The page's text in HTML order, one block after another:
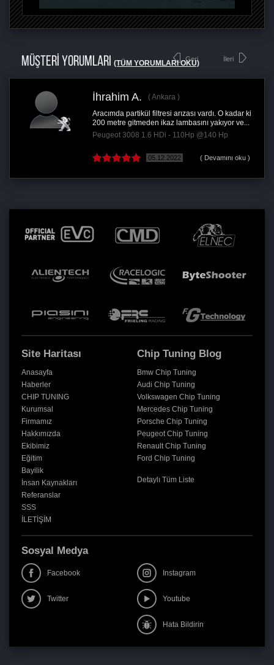
MÜŞTERİ YORUMLARI (TÜM YORUMLARI OKU)
Geri
İhrahim A.
Ankara
Aracımda partikül filtresi arızası vardı. O kadar ki
200 metre gitmeden ikaz lambasını yakıyor ve...
Peugeot 3008 1.6 HDi - 110Hp @140 Hp
05.12.2022 ( Devamını oku )
İleri
Site Haritası
Anasayfa
Haberler
CHIP TUNING
Kurumsal
Firmamız
Hakkımızda
Ekibimiz
Eğitim
Bayilik
İnsan Kaynakları
Referanslar
SSS
İLETİŞİM
Chip Tuning Blog
Bmw Chip Tuning
Audi Chip Tuning
Volkswagen Chip Tuning
Mercedes Chip Tuning
Porsche Chip Tuning
Peugeot Chip Tuning
Renault Chip Tuning
Ford Chip Tuning
Detaylı Tüm Liste
Sosyal Medya
Facebook Instagram
Twitter Youtube
Hata Bildirin